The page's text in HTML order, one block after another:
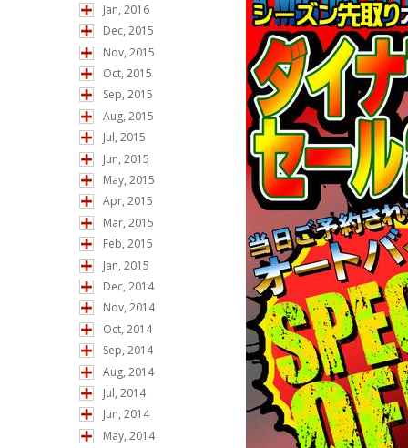
Jan, 2016
Dec, 2015
Nov, 2015
Oct, 2015
Sep, 2015
Aug, 2015
Jul, 2015
Jun, 2015
May, 2015
Apr, 2015
Mar, 2015
Feb, 2015
Jan, 2015
Dec, 2014
Nov, 2014
Oct, 2014
Sep, 2014
Aug, 2014
Jul, 2014
Jun, 2014
May, 2014